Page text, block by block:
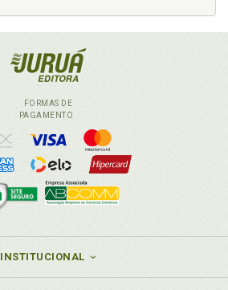
FORMAS DE
PAGAMENTO
INSTITUCIONAL